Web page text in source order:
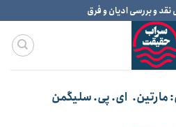
و بررسی ادیان و فرق
مارتین. ای‌. پی. سلیگمن